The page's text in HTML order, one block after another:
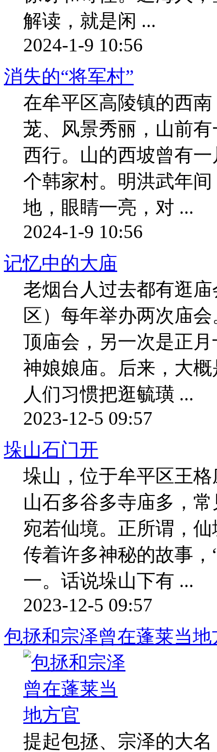
解读，就是闲 ...
2024-1-9 10:56
消失的“将军村”
在牟平区高陵镇的西
茏、风景秀丽，山前
西行。山的西坡曾有
个韩家村。明洪武年
地，眼睛一亮，对 ...
2024-1-9 10:56
记忆中的大庙
老烟台人过去都有逛
区）每年举办两次庙
顶庙会，另一次是正
神娘娘庙。后来，大
人们习惯把逛毓璜 ...
2023-12-5 09:57
垛山石门开
垛山，位于牟平区王
山石多谷多寺庙多，
宛若仙境。正所谓，
传着许多神秘的故事
一。话说垛山下有 ...
2023-12-5 09:57
包拯和宗泽曾在蓬莱当地
提起包拯、宗泽的大